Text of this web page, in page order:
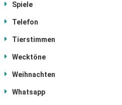
Spiele
Telefon
Tierstimmen
Wecktöne
Weihnachten
Whatsapp